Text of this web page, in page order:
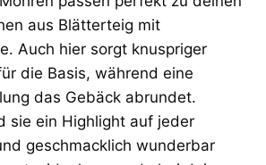
aus Blätterteig mit
Auch hier sorgt knuspriger
die Basis, während eine
das Gebäck abrundet.
sie ein Highlight auf jeder
geschmacklich wunderbar